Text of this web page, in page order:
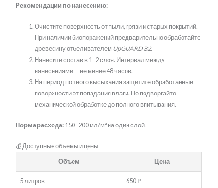
Рекомендации по нанесению:
Очистите поверхность от пыли, грязи и старых покрытий.
При наличии биопоражений предварительно обработайте
древесину отбеливателем UpGUARD B2.
Нанесите состав в 1–2 слоя. Интервал между
нанесениями — не менее 48 часов.
На период полного высыхания защитите обработанные
поверхности от попадания влаги. Не подвергайте
механической обработке до полного впитывания.
Норма расхода:150–200 мл/м² на один слой.
💰 Доступные объемы и цены
Объем
Цена
5 литров 650 ₽